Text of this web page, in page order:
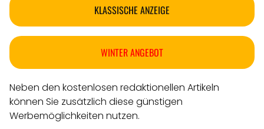
KLASSISCHE ANZEIGE
WINTER ANGEBOT
Neben den kostenlosen redaktionellen Artikeln
können Sie zusätzlich diese günstigen
Werbemöglichkeiten nutzen.